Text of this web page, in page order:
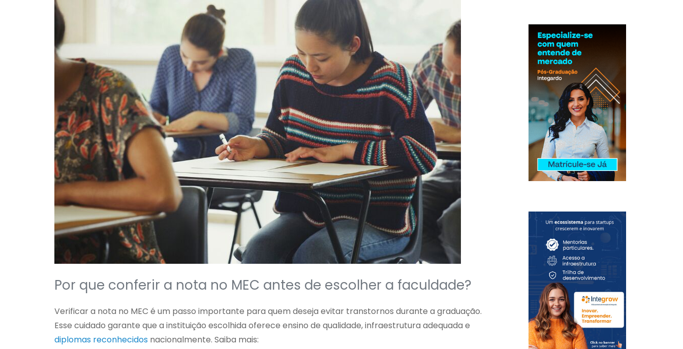
Por que conferir a nota no MEC antes de escolher a faculdade?
Verificar a nota no MEC é um passo importante para quem deseja evitar transtornos durante a graduação.
Esse cuidado garante que a instituição escolhida oferece ensino de qualidade, infraestrutura adequada e
diplomas reconhecidos nacionalmente. Saiba mais: